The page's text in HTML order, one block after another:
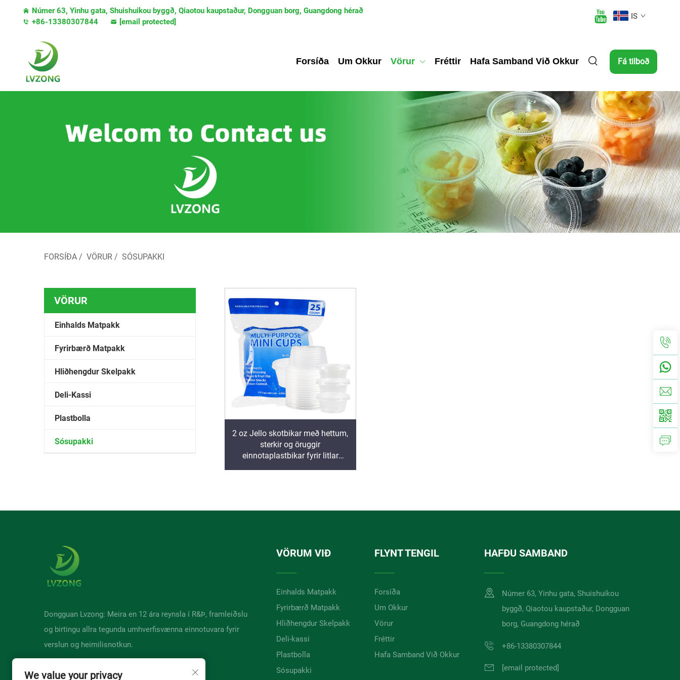
Númer 63, Yinhu gata, Shuishuikou byggð, Qiaotou kaupstaður, Dongguan borg, Guangdong hérað
+86-13380307844
[email protected]
IS
Forsíða Um Okkur Vörur Fréttir Hafa Samband Við Okkur Fá tilboð
FORSÍÐA / VÖRUR / SÓSUPAKKI
VÖRUR
Einhalds Matpakk
Fyrirbærð Matpakk
Hliðhengdur Skelpakk
Deli-Kassi
Plastbolla
Sósupakki
2 oz Jello skotbikar með hettum,
sterkir og öruggir
einnotaplastbikar fyrir litlar
Dongguan Lvzong: Meira en 12 ára reynsla í R&Þ, framleiðslu
og birtingu allra tegunda umhverfisvænna einnotuvara fyrir
verslun og heimilisnotkun.
VÖRUM VIÐ
Einhalds Matpakk
Fyrirbærð Matpakk
Hliðhengdur Skelpakk
Deli-kassi
Plastbolla
Sósupakki
FLYNT TENGIL
Forsíða
Um Okkur
Vörur
Fréttir
Hafa Samband Við Okkur
HAFÐU SAMBAND
Númer 63, Yinhu gata, Shuishuikou
byggð, Qiaotou kaupstaður, Dongguan
borg, Guangdong hérað
+86-13380307844
[email protected]
We value your privacy